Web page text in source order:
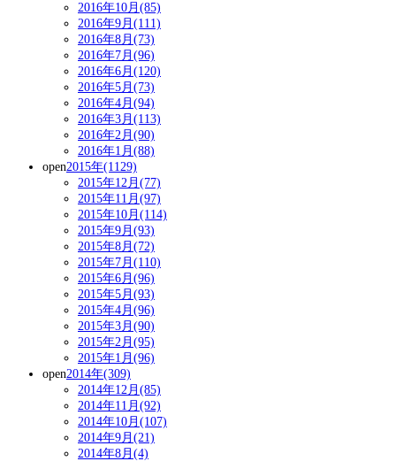
2016年10月(85)
2016年9月(111)
2016年8月(73)
2016年7月(96)
2016年6月(120)
2016年5月(73)
2016年4月(94)
2016年3月(113)
2016年2月(90)
2016年1月(88)
open2015年(1129)
2015年12月(77)
2015年11月(97)
2015年10月(114)
2015年9月(93)
2015年8月(72)
2015年7月(110)
2015年6月(96)
2015年5月(93)
2015年4月(96)
2015年3月(90)
2015年2月(95)
2015年1月(96)
open2014年(309)
2014年12月(85)
2014年11月(92)
2014年10月(107)
2014年9月(21)
2014年8月(4)